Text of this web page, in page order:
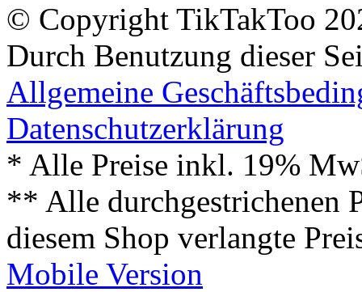
© Copyright TikTakToo
Durch Benutzung dieser
Allgemeine
Datenschutzerklärung
* Alle Preise inkl. 19%
** Alle durchgestrichenen
diesem Shop verlangte
Mobile Version